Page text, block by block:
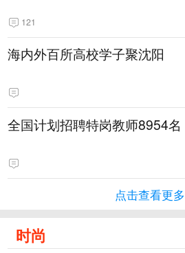
121
海内外百所高校学子聚沈阳
全国计划招聘特岗教师8954名
点击查看更多
时尚